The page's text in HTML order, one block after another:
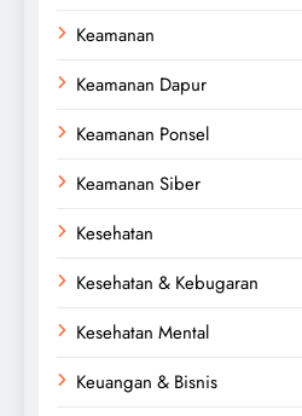
Keamanan
Keamanan Dapur
Keamanan Ponsel
Keamanan Siber
Kesehatan
Kesehatan & Kebugaran
Kesehatan Mental
Keuangan & Bisnis